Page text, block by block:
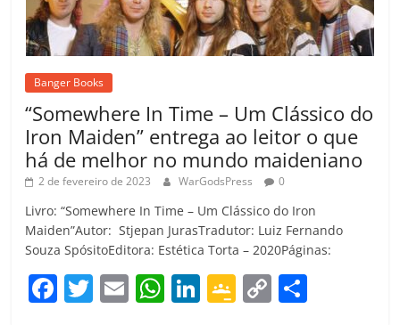
Banger Books
“Somewhere In Time – Um Clássico do
Iron Maiden” entrega ao leitor o que
há de melhor no mundo maideniano
2 de fevereiro de 2023 WarGodsPress 0
Livro: “Somewhere In Time – Um Clássico do Iron
Maiden”Autor: Stjepan JurasTradutor: Luiz Fernando
Souza SpósitoEditora: Estética Torta – 2020Páginas:
F T E W Li G C